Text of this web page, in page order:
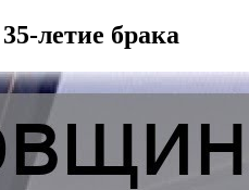
летие брака